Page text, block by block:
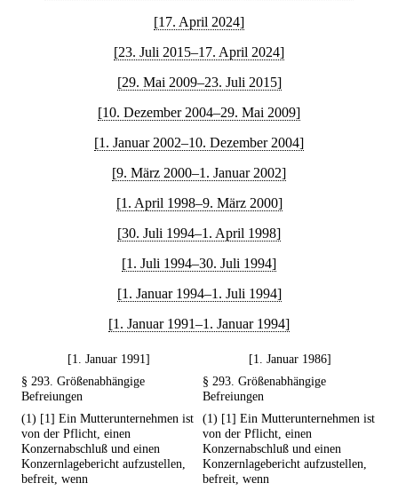
[17. April 2024]
[23. Juli 2015–17. April 2024]
[29. Mai 2009–23. Juli 2015]
[10. Dezember 2004–29. Mai 2009]
[1. Januar 2002–10. Dezember 2004]
[9. März 2000–1. Januar 2002]
[1. April 1998–9. März 2000]
[30. Juli 1994–1. April 1998]
[1. Juli 1994–30. Juli 1994]
[1. Januar 1994–1. Juli 1994]
[1. Januar 1991–1. Januar 1994]
[1. Januar 1991]
[1. Januar 1986]
§ 293. Größenabhängige
Befreiungen
§ 293. Größenabhängige
Befreiungen
(1) [1] Ein Mutterunternehmen ist
von der Pflicht, einen
Konzernabschluß und einen
Konzernlagebericht aufzustellen,
befreit, wenn
(1) [1] Ein Mutterunternehmen ist
von der Pflicht, einen
Konzernabschluß und einen
Konzernlagebericht aufzustellen,
befreit, wenn